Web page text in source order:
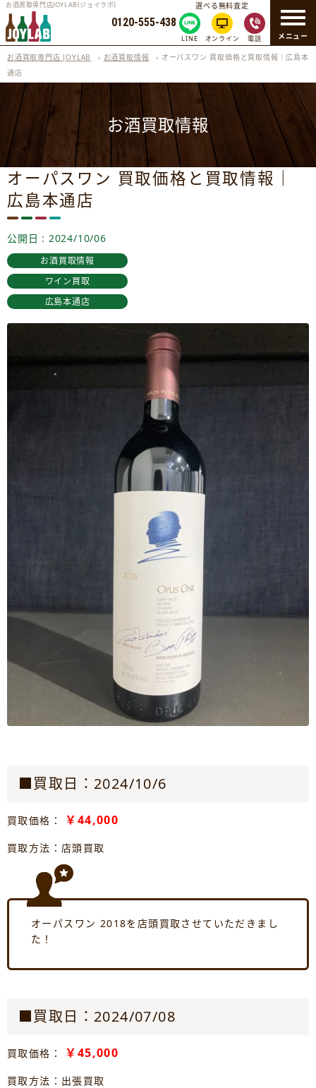
メニュー
お酒買取専門店JOYLAB(ジョイラボ)
0120-555-438
選べる無料査定
LINE オンライン 電話
お酒買取専門店 JOYLAB › お酒買取情報 › オーパスワン 買取価格と買取情報｜広島本
通店
お酒買取情報
オーパスワン 買取価格と買取情報｜
広島本通店
公開日 : 2024/10/06
お酒買取情報
ワイン買取
広島本通店
■買取日：2024/10/6
買取価格： ￥44,000
買取方法：店頭買取
オーパスワン 2018を店頭買取させていただきまし
た！
■買取日：2024/07/08
買取価格： ￥45,000
買取方法：出張買取